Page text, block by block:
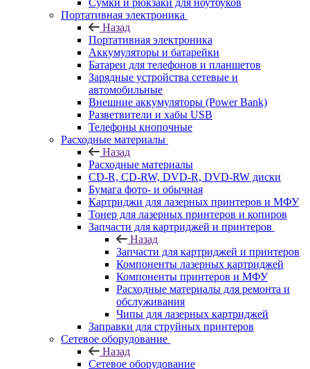
Сумки и рюкзаки для ноутбуков
Портативная электроника
Назад
Портативная электроника
Аккумуляторы и батарейки
Батареи для телефонов и планшетов
Зарядные устройства сетевые и
автомобильные
Внешние аккумуляторы (Power Bank)
Разветвители и хабы USB
Телефоны кнопочные
Расходные материалы
Назад
Расходные материалы
CD-R, CD-RW, DVD-R, DVD-RW диски
Бумага фото- и обычная
Картриджи для лазерных принтеров и МФУ
Тонер для лазерных принтеров и копиров
Запчасти для картриджей и принтеров
Назад
Запчасти для картриджей и принтеров
Компоненты лазерных картриджей
Компоненты принтеров и МФУ
Расходные материалы для ремонта и
обслуживания
Чипы для лазерных картриджей
Заправки для струйных принтеров
Сетевое оборудование
Назад
Сетевое оборудование